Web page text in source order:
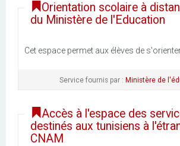
Orientation scolaire à
du Ministère de l'Education
Cet espace permet aux élèves de
Service fournis par : Ministère de
Accès à l'espace des
destinés aux tunisiens à
CNAM